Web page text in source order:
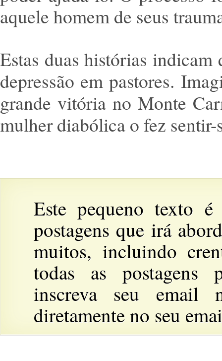
aquele homem de seus
Estas duas histórias indicam
depressão em pastores.
grande vitória no Monte
mulher diabólica o fez
Este pequeno texto
postagens que irá
muitos, incluindo
todas as postagens
inscreva seu email
diretamente no seu